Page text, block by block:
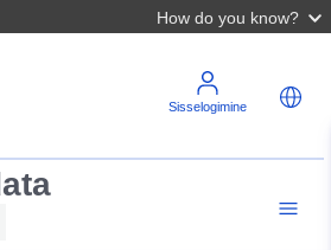
How do you know?
Sisselogimine